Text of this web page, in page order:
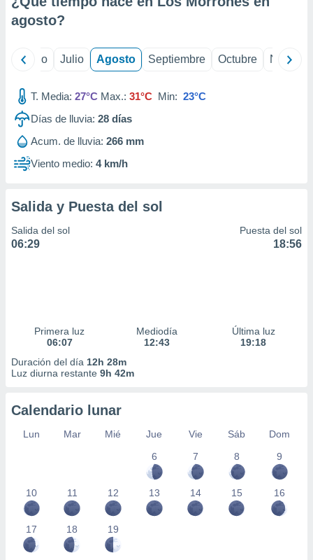
e
publicidad
publicidad
de
agosto?
Junio Julio Agosto Septiembre Octubre
T. Media: 27°C Max.: 31°C Min: 23°C
Días de lluvia: 28 días
Acum. de lluvia: 266 mm
Viento medio: 4 km/h
Salida y Puesta del sol
Salida del sol
06:29
Puesta del sol
18:56
Primera luz
06:07
Mediodía
12:43
Última luz
19:18
Duración del día 12h 28m
Luz diurna restante 9h 42m
Calendario lunar
Lun Mar Mié Jue Vie Sáb
Dom
6
7 8 9
10 11 12 13 14 15 16
17 18 19